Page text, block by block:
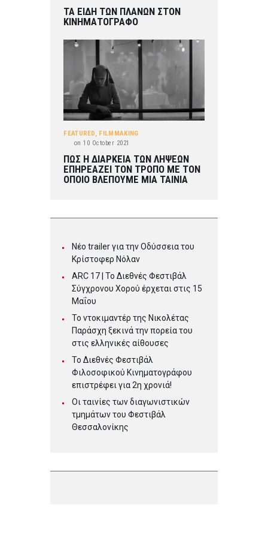
ΤΑ ΕΙΔΗ ΤΩΝ ΠΛΑΝΩΝ ΣΤΟΝ
ΚΙΝΗΜΑΤΟΓΡΑΦΟ
FEATURED, FILMMAKING
on 10 October 2021
ΠΩΣ Η ΔΙΑΡΚΕΙΑ ΤΩΝ ΛΗΨΕΩΝ
ΕΠΗΡΕΑΖΕΙ ΤΟΝ ΤΡΟΠΟ ΜΕ ΤΟΝ
ΟΠΟΙΟ ΒΛΕΠΟΥΜΕ ΜΙΑ ΤΑΙΝΙΑ
Νέο trailer για την Οδύσσεια του
Κρίστοφερ Νόλαν
ARC 17 | To Διεθνές Φεστιβάλ
Σύγχρονου Χορού έρχεται στις 15
Μαΐου
Το ντοκιμαντέρ της Νικολέτας
Παράσχη ξεκινά την πορεία του
στις ελληνικές αίθουσες
Το Διεθνές Φεστιβάλ
Φιλοσοφικού Κινηματογράφου
επιστρέφει για 2η χρονιά!
Οι ταινίες των διαγωνιστικών
τμημάτων του Φεστιβάλ
Θεσσαλονίκης